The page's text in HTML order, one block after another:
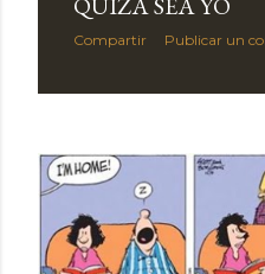
Compartir Publicar un